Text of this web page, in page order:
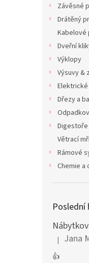
Závěsné
Drátěný
Kabelové
Dveřní
Výklopy
Výsuvy &
Dřezy a
Digestoře
Větrací
Rámové
Chemie a
Poslední
| Jana
👍